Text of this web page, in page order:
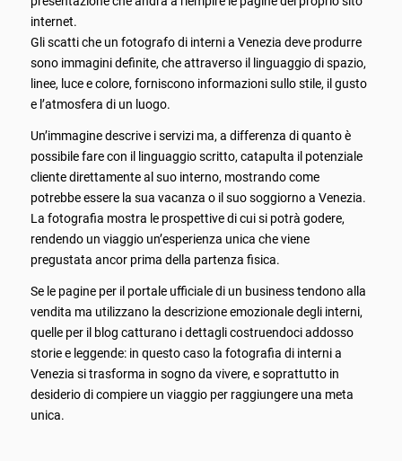
internet.
Gli scatti che un fotografo di interni a Venezia deve produrre
sono immagini definite, che attraverso il linguaggio di spazio,
linee, luce e colore, forniscono informazioni sullo stile, il gusto
e l’atmosfera di un luogo.
Un’immagine descrive i servizi ma, a differenza di quanto è
possibile fare con il linguaggio scritto, catapulta il potenziale
cliente direttamente al suo interno, mostrando come
potrebbe essere la sua vacanza o il suo soggiorno a Venezia.
La fotografia mostra le prospettive di cui si potrà godere,
rendendo un viaggio un’esperienza unica che viene
pregustata ancor prima della partenza fisica.
Se le pagine per il portale ufficiale di un business tendono alla
vendita ma utilizzano la descrizione emozionale degli interni,
quelle per il blog catturano i dettagli costruendoci addosso
storie e leggende: in questo caso la fotografia di interni a
Venezia si trasforma in sogno da vivere, e soprattutto in
desiderio di compiere un viaggio per raggiungere una meta
unica.